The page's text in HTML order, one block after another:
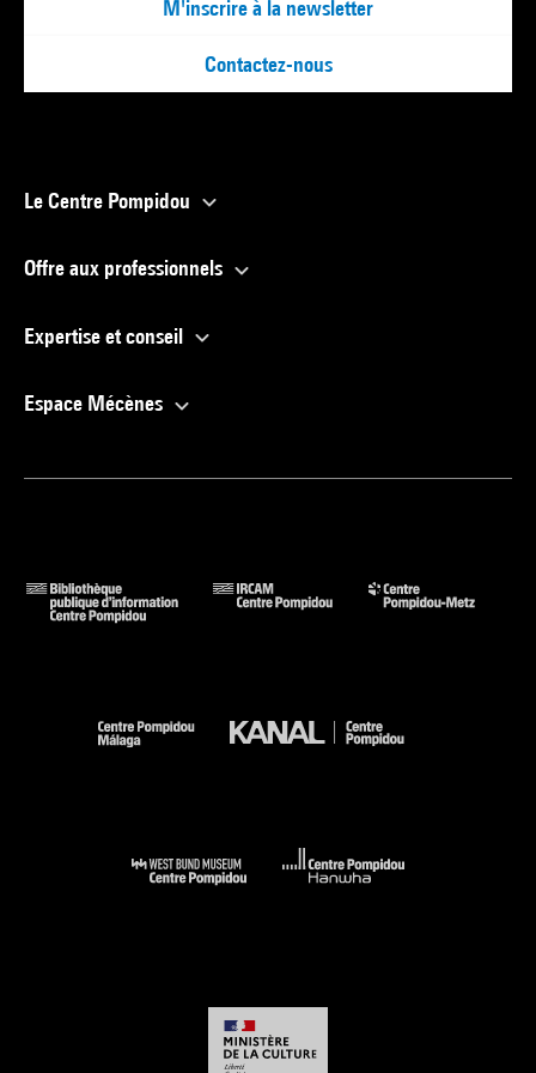
M'inscrire à la newsletter
Contactez-nous
Le Centre Pompidou
Offre aux professionnels
Expertise et conseil
Espace Mécènes